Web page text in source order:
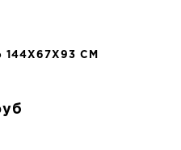
144X67X93 CM